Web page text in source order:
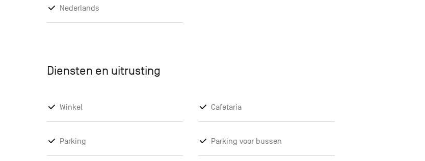
Nederlands
Diensten en uitrusting
Winkel Cafetaria
Parking Parking voor bussen